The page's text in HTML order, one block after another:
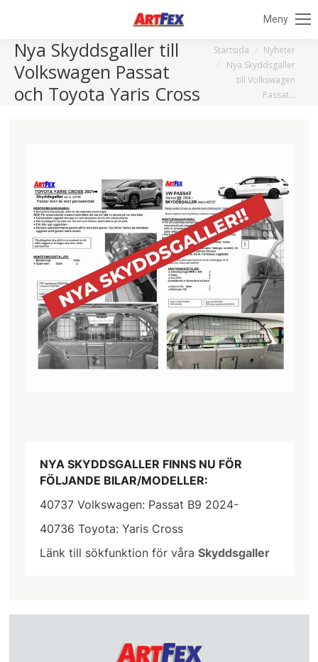
Meny
Nya Skyddsgaller till
Volkswagen Passat
och Toyota Yaris Cross
Du är här:
Startsida
Nyheter
Nya Skyddsgaller
till Volkswagen
Passat…
NYA SKYDDSGALLER FINNS NU FÖR
FÖLJANDE BILAR/MODELLER:
40737 Volkswagen: Passat B9 2024-
40736 Toyota: Yaris Cross
Länk till sökfunktion för våra Skyddsgaller